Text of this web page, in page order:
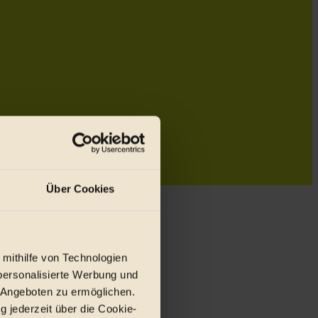
Über Cookies
von Technologien
Werbung und
zu ermöglichen.
jederzeit über die Cookie-